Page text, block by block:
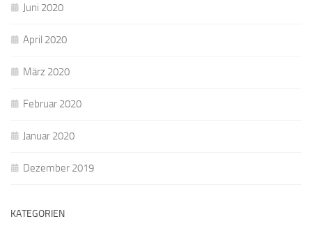
Juni 2020
April 2020
März 2020
Februar 2020
Januar 2020
Dezember 2019
KATEGORIEN